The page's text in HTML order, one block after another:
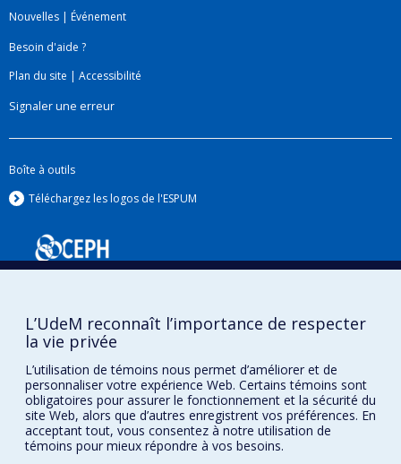
Nouvelles | Événement
Besoin d'aide ?
Plan du site | Accessibilité
Signaler une erreur
Boîte à outils
Téléchargez les logos de l'ESPUM
Confidentialité
Conditions d’utilisation
Paramètres des témoins
Université de
L’UdeM reconnaît l’importance de respecter
la vie privée
L’utilisation de témoins nous permet d’améliorer et de
personnaliser votre expérience Web. Certains témoins sont
obligatoires pour assurer le fonctionnement et la sécurité du
site Web, alors que d’autres enregistrent vos préférences. En
acceptant tout, vous consentez à notre utilisation de
témoins pour mieux répondre à vos besoins.